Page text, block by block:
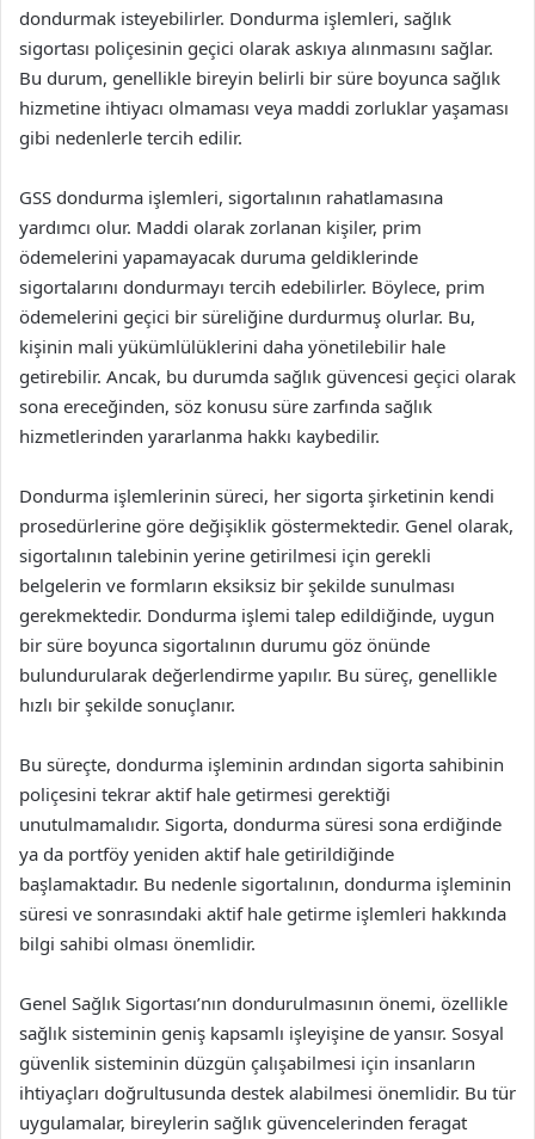
dondurmak isteyebilirler. Dondurma işlemleri, sağlık
sigortası poliçesinin geçici olarak askıya alınmasını sağlar.
Bu durum, genellikle bireyin belirli bir süre boyunca sağlık
hizmetine ihtiyacı olmaması veya maddi zorluklar yaşaması
gibi nedenlerle tercih edilir.
GSS dondurma işlemleri, sigortalının rahatlamasına
yardımcı olur. Maddi olarak zorlanan kişiler, prim
ödemelerini yapamayacak duruma geldiklerinde
sigortalarını dondurmayı tercih edebilirler. Böylece, prim
ödemelerini geçici bir süreliğine durdurmuş olurlar. Bu,
kişinin mali yükümlülüklerini daha yönetilebilir hale
getirebilir. Ancak, bu durumda sağlık güvencesi geçici olarak
sona ereceğinden, söz konusu süre zarfında sağlık
hizmetlerinden yararlanma hakkı kaybedilir.
Dondurma işlemlerinin süreci, her sigorta şirketinin kendi
prosedürlerine göre değişiklik göstermektedir. Genel olarak,
sigortalının talebinin yerine getirilmesi için gerekli
belgelerin ve formların eksiksiz bir şekilde sunulması
gerekmektedir. Dondurma işlemi talep edildiğinde, uygun
bir süre boyunca sigortalının durumu göz önünde
bulundurularak değerlendirme yapılır. Bu süreç, genellikle
hızlı bir şekilde sonuçlanır.
Bu süreçte, dondurma işleminin ardından sigorta sahibinin
poliçesini tekrar aktif hale getirmesi gerektiği
unutulmamalıdır. Sigorta, dondurma süresi sona erdiğinde
ya da portföy yeniden aktif hale getirildiğinde
başlamaktadır. Bu nedenle sigortalının, dondurma işleminin
süresi ve sonrasındaki aktif hale getirme işlemleri hakkında
bilgi sahibi olması önemlidir.
Genel Sağlık Sigortası’nın dondurulmasının önemi, özellikle
sağlık sisteminin geniş kapsamlı işleyişine de yansır. Sosyal
güvenlik sisteminin düzgün çalışabilmesi için insanların
ihtiyaçları doğrultusunda destek alabilmesi önemlidir. Bu tür
uygulamalar, bireylerin sağlık güvencelerinden feragat